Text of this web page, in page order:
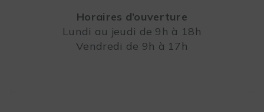
Horaires d’ouverture
Lundi au jeudi de 9h à 18h
Vendredi de 9h à 17h